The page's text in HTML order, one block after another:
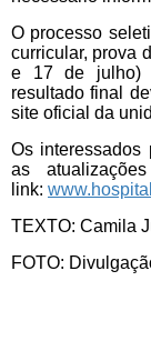
O processo
curricular, prova
e 17 de julho)
resultado final
site oficial da
Os interessados
as
link:
TEXTO: Camila
FOTO: